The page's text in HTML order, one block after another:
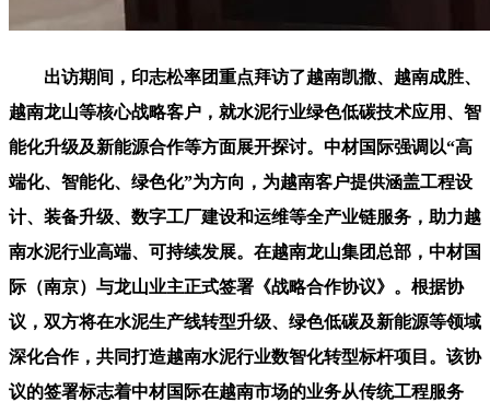
出访期间，印志松率团重点拜访了越南凯撒、越南成胜、
越南龙山等核心战略客户，就水泥行业绿色低碳技术应用、智
能化升级及新能源合作等方面展开探讨。中材国际强调以“高
端化、智能化、绿色化”为方向，为越南客户提供涵盖工程设
计、装备升级、数字工厂建设和运维等全产业链服务，助力越
南水泥行业高端、可持续发展。在越南龙山集团总部，中材国
际（南京）与龙山业主正式签署《战略合作协议》。根据协
议，双方将在水泥生产线转型升级、绿色低碳及新能源等领域
深化合作，共同打造越南水泥行业数智化转型标杆项目。该协
议的签署标志着中材国际在越南市场的业务从传统工程服务